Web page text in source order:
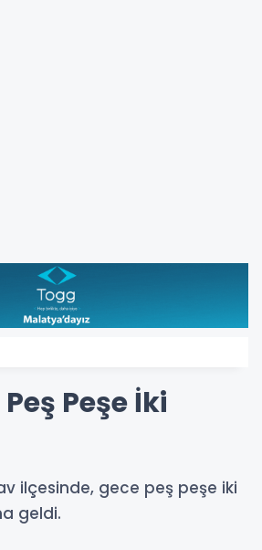
Peşe İki
ilçesinde, gece peş peşe iki
geldi.